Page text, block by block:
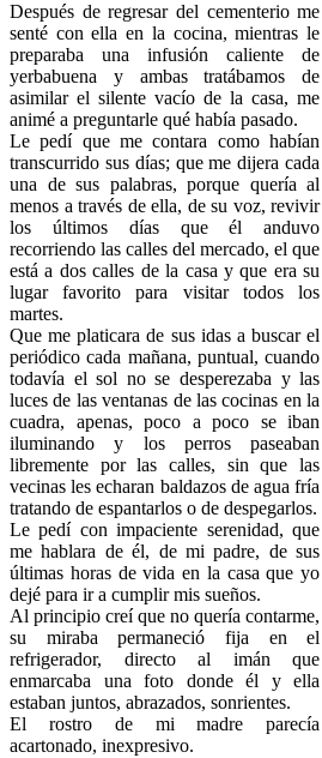
Después de regresar del cementerio me
senté con ella en la cocina, mientras le
preparaba una infusión caliente de
yerbabuena y ambas tratábamos de
asimilar el silente vacío de la casa, me
animé a preguntarle qué había pasado.
Le pedí que me contara como habían
transcurrido sus días; que me dijera cada
una de sus palabras, porque quería al
menos a través de ella, de su voz, revivir
los últimos días que él anduvo
recorriendo las calles del mercado, el que
está a dos calles de la casa y que era su
lugar favorito para visitar todos los
martes.
Que me platicara de sus idas a buscar el
periódico cada mañana, puntual, cuando
todavía el sol no se desperezaba y las
luces de las ventanas de las cocinas en la
cuadra, apenas, poco a poco se iban
iluminando y los perros paseaban
libremente por las calles, sin que las
vecinas les echaran baldazos de agua fría
tratando de espantarlos o de despegarlos.
Le pedí con impaciente serenidad, que
me hablara de él, de mi padre, de sus
últimas horas de vida en la casa que yo
dejé para ir a cumplir mis sueños.
Al principio creí que no quería contarme,
su miraba permaneció fija en el
refrigerador, directo al imán que
enmarcaba una foto donde él y ella
estaban juntos, abrazados, sonrientes.
El rostro de mi madre parecía
acartonado, inexpresivo.